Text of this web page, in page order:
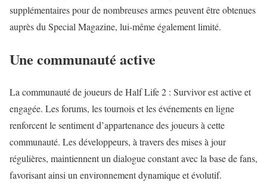
supplémentaires pour de nombreuses armes peuvent être obtenues
auprès du Special Magazine, lui-même également limité.
Une communauté active
La communauté de joueurs de Half Life 2 : Survivor est active et
engagée. Les forums, les tournois et les événements en ligne
renforcent le sentiment d’appartenance des joueurs à cette
communauté. Les développeurs, à travers des mises à jour
régulières, maintiennent un dialogue constant avec la base de fans,
favorisant ainsi un environnement dynamique et évolutif.